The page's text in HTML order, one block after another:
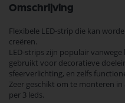
Omschrijving
Flexibele LED-strip die kan
creëren.
LED-strips zijn populair
gebruikt voor decoratieve
sfeerverlichting, en zelfs
Zeer geschikt om te monteren
per 3 leds.